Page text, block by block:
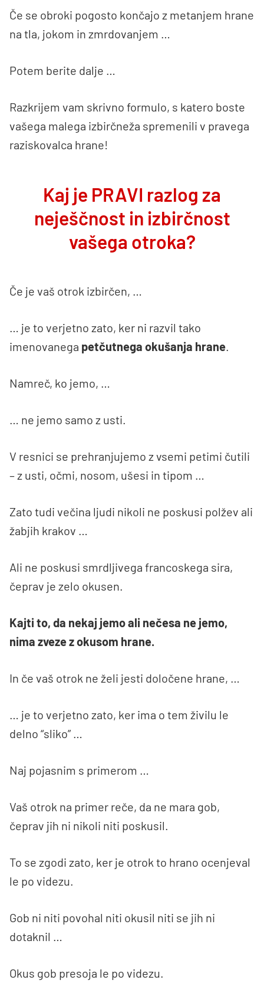
Če se obroki pogosto končajo z metanjem hrane
na tla, jokom in zmrdovanjem …
Potem berite dalje …
Razkrijem vam skrivno formulo, s katero boste
vašega malega izbirčneža spremenili v pravega
raziskovalca hrane!
Kaj je PRAVI razlog za
neješčnost in izbirčnost
vašega otroka?
Če je vaš otrok izbirčen, …
… je to verjetno zato, ker ni razvil tako
imenovanega petčutnega okušanja hrane.
Namreč, ko jemo, …
… ne jemo samo z usti.
V resnici se prehranjujemo z vsemi petimi čutili
– z usti, očmi, nosom, ušesi in tipom …
Zato tudi večina ljudi nikoli ne poskusi polžev ali
žabjih krakov …
Ali ne poskusi smrdljivega francoskega sira,
čeprav je zelo okusen.
Kajti to, da nekaj jemo ali nečesa ne jemo,
nima zveze z okusom hrane.
In če vaš otrok ne želi jesti določene hrane, …
… je to verjetno zato, ker ima o tem živilu le
delno “sliko” …
Naj pojasnim s primerom …
Vaš otrok na primer reče, da ne mara gob,
čeprav jih ni nikoli niti poskusil.
To se zgodi zato, ker je otrok to hrano ocenjeval
le po videzu.
Gob ni niti povohal niti okusil niti se jih ni
dotaknil …
Okus gob presoja le po videzu.